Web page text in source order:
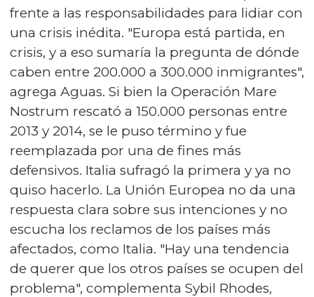
frente a las responsabilidades para lidiar con
una crisis inédita. "Europa está partida, en
crisis, y a eso sumaría la pregunta de dónde
caben entre 200.000 a 300.000 inmigrantes",
agrega Aguas. Si bien la Operación Mare
Nostrum rescató a 150.000 personas entre
2013 y 2014, se le puso término y fue
reemplazada por una de fines más
defensivos. Italia sufragó la primera y ya no
quiso hacerlo. La Unión Europea no da una
respuesta clara sobre sus intenciones y no
escucha los reclamos de los países más
afectados, como Italia. "Hay una tendencia
de querer que los otros países se ocupen del
problema", complementa Sybil Rhodes,